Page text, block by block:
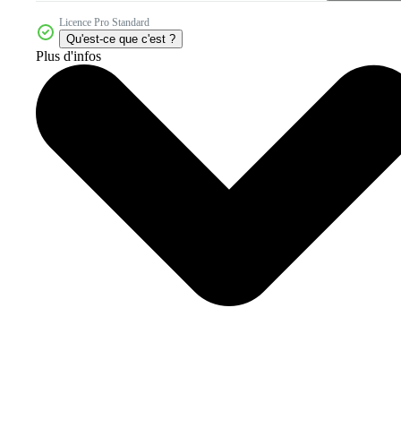
Licence Pro Standard
Qu'est-ce que c'est ?
Plus d'infos